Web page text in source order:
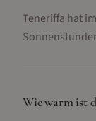
Teneriffa hat
Wie warm ist